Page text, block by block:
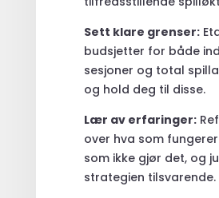
Sett klare grenser:
budsjetter for både
sesjoner og total
og hold deg til disse.
Lær av erfaringer:
over hva som
som ikke gjør det, og
strategien tilsvarende.